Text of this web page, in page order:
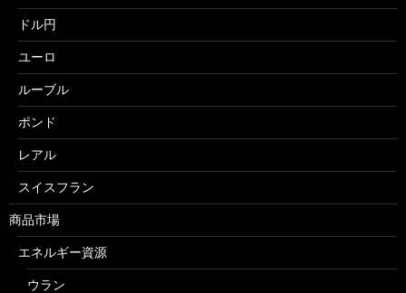
ドル円
ユーロ
ルーブル
ポンド
レアル
スイスフラン
商品市場
エネルギー資源
ウラン